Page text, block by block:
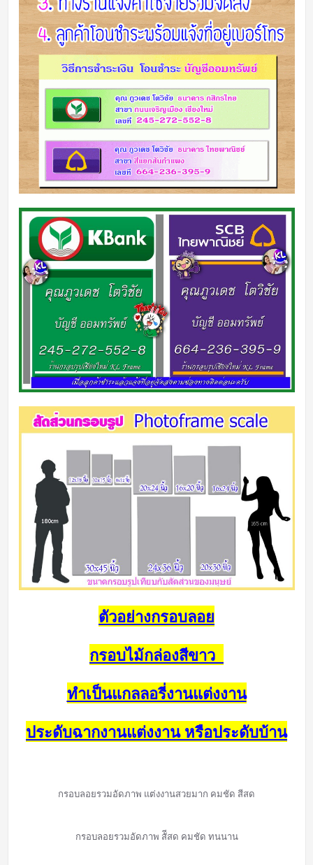
ตัวอย่างกรอบลอย
กรอบไม้กล่องสีขาว
ทำเป็นแกลลอรี่งานแต่งงาน
ประดับฉากงานแต่งงาน หรือประดับบ้าน
กรอบลอยรวมอัดภาพ แต่งงานสวยมาก คมชัด สีสด
กรอบลอยรวมอัดภาพ สัีสด คมชัด ทนนาน